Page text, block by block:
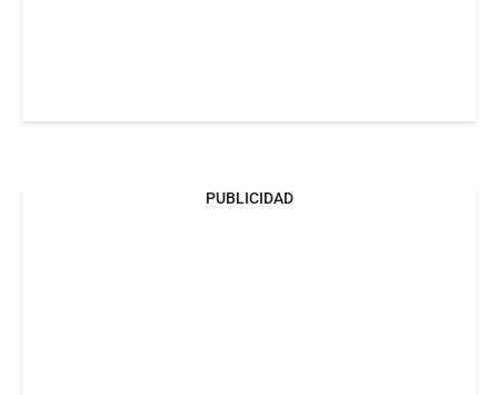
PUBLICIDAD